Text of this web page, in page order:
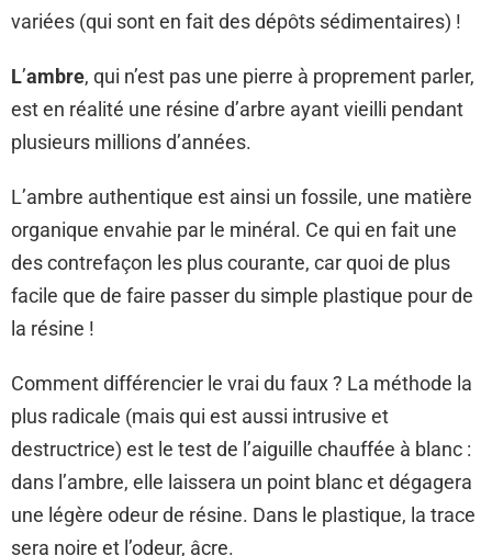
variées (qui sont en fait des dépôts sédimentaires) !
L’ambre, qui n’est pas une pierre à proprement parler,
est en réalité une résine d’arbre ayant vieilli pendant
plusieurs millions d’années.
L’ambre authentique est ainsi un fossile, une matière
organique envahie par le minéral. Ce qui en fait une
des contrefaçon les plus courante, car quoi de plus
facile que de faire passer du simple plastique pour de
la résine !
Comment différencier le vrai du faux ? La méthode la
plus radicale (mais qui est aussi intrusive et
destructrice) est le test de l’aiguille chauffée à blanc :
dans l’ambre, elle laissera un point blanc et dégagera
une légère odeur de résine. Dans le plastique, la trace
sera noire et l’odeur, âcre.